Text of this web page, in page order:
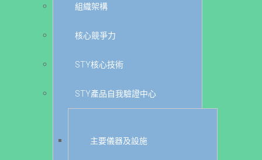
組織架構
核心競爭力
STY核心技術
STY產品自我驗證中心
主要儀器及設施